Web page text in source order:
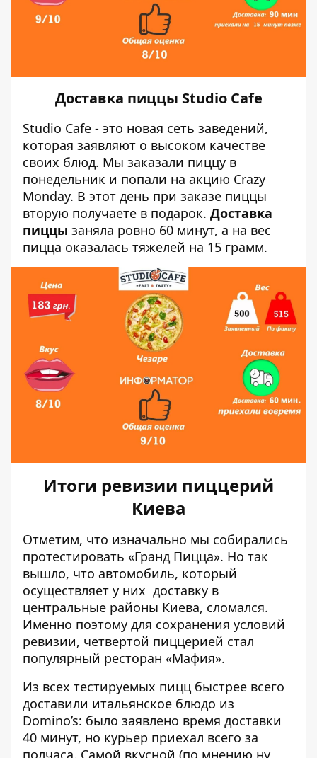
Доставка пиццы Studio Cafe
Studio Cafe - это новая сеть заведений,
которая заявляют о высоком качестве
своих блюд. Мы заказали пиццу в
понедельник и попали на акцию Crazy
Monday. В этот день при заказе пиццы
вторую получаете в подарок. Доставка
пиццы заняла ровно 60 минут, а на вес
пицца оказалась тяжелей на 15 грамм.
Итоги ревизии пиццерий
Киева
Отметим, что изначально мы собирались
протестировать «Гранд Пицца». Но так
вышло, что автомобиль, который
осуществляет у них доставку в
центральные районы Киева, сломался.
Именно поэтому для сохранения условий
ревизии, четвертой пиццерией стал
популярный ресторан «Мафия».
Из всех тестируемых пицц быстрее всего
доставили итальянское блюдо из
Domino’s: было заявлено время доставки
40 минут, но курьер приехал всего за
полчаса. Самой вкусной (по мнению ну